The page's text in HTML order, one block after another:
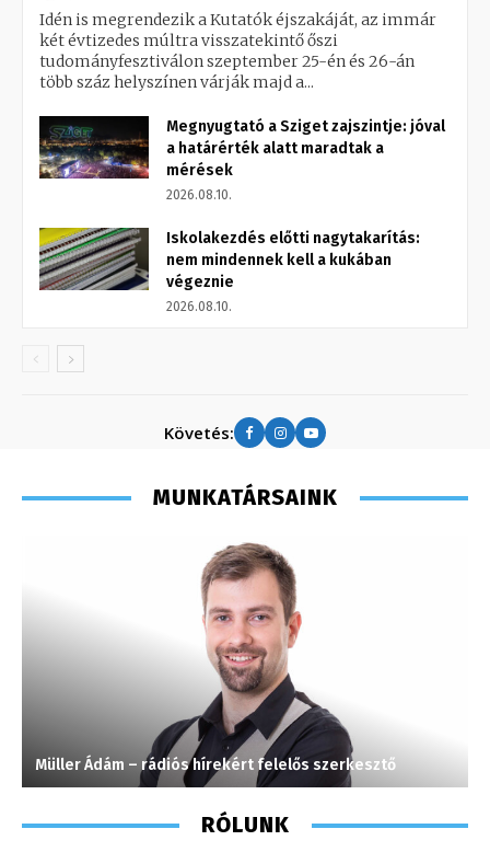
Idén is megrendezik a Kutatók éjszakáját, az immár
két évtizedes múltra visszatekintő őszi
tudományfesztiválon szeptember 25-én és 26-án
több száz helyszínen várják majd a...
Megnyugtató a Sziget zajszintje: jóval
a határérték alatt maradtak a
mérések
2026.08.10.
Iskolakezdés előtti nagytakarítás:
nem mindennek kell a kukában
végeznie
2026.08.10.
Követés:
MUNKATÁRSAINK
Müller Ádám – rádiós hírekért felelős szerkesztő
RÓLUNK